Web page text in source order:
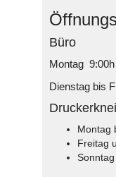
Büro
Montag 9:00h
Dienstag bis
Montag
Freitag